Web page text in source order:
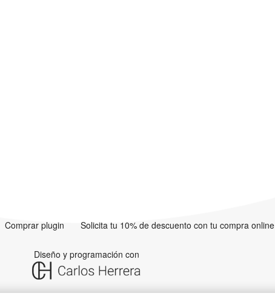
Comprar plugin Solicita tu 10% de descuento con tu compra online
Diseño y programación con